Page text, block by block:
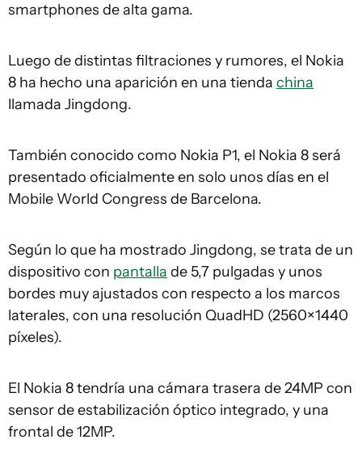
smartphones de alta gama.
Luego de distintas filtraciones y rumores, el Nokia
8 ha hecho una aparición en una tienda china
llamada Jingdong.
También conocido como Nokia P1, el Nokia 8 será
presentado oficialmente en solo unos días en el
Mobile World Congress de Barcelona.
Según lo que ha mostrado Jingdong, se trata de un
dispositivo con pantalla de 5,7 pulgadas y unos
bordes muy ajustados con respecto a los marcos
laterales, con una resolución QuadHD (2560×1440
píxeles).
El Nokia 8 tendría una cámara trasera de 24MP con
sensor de estabilización óptico integrado, y una
frontal de 12MP.